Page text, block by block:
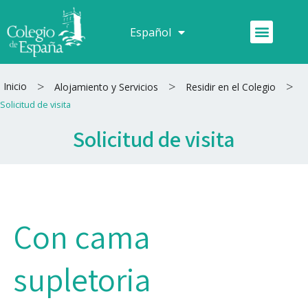
al
contenido
Español
Français Menú
Inicio > Alojamiento y Servicios > Residir en el Colegio >
Solicitud de visita
Solicitud de visita
Con cama
supletoria